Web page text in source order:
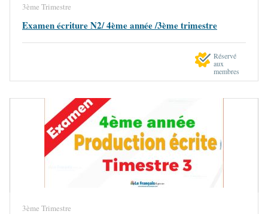
3ème Trimestre
Examen écriture N2/ 4ème année /3ème trimestre
Réservé
aux
membres
3ème Trimestre